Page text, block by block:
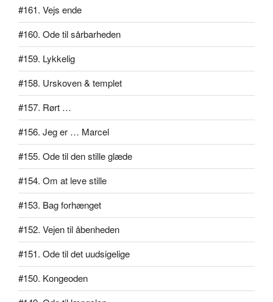
#161. Vejs ende
#160. Ode til sårbarheden
#159. Lykkelig
#158. Urskoven & templet
#157. Rørt …
#156. Jeg er … Marcel
#155. Ode til den stille glæde
#154. Om at leve stille
#153. Bag forhænget
#152. Vejen til åbenheden
#151. Ode til det uudsigelige
#150. Kongeoden